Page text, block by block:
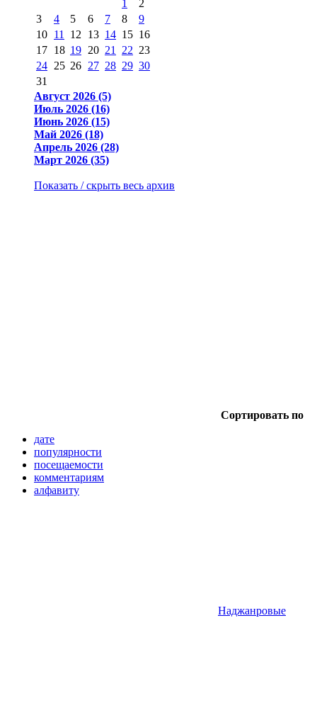
1
2
3
4 5 6 7 8
9
10 11 12 13 14 15 16
17 18 19 20 21 22 23
24 25 26 27 28 29 30
31
Август 2026 (5)
Июль 2026 (16)
Июнь 2026 (15)
Май 2026 (18)
Апрель 2026 (28)
Март 2026 (35)
Показать / скрыть весь архив
Сортировать по
дате
популярности
посещаемости
комментариям
алфавиту
Наджанровые